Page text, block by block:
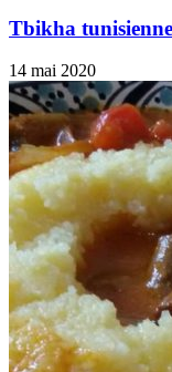
Tbikha tunisienne
14 mai 2020